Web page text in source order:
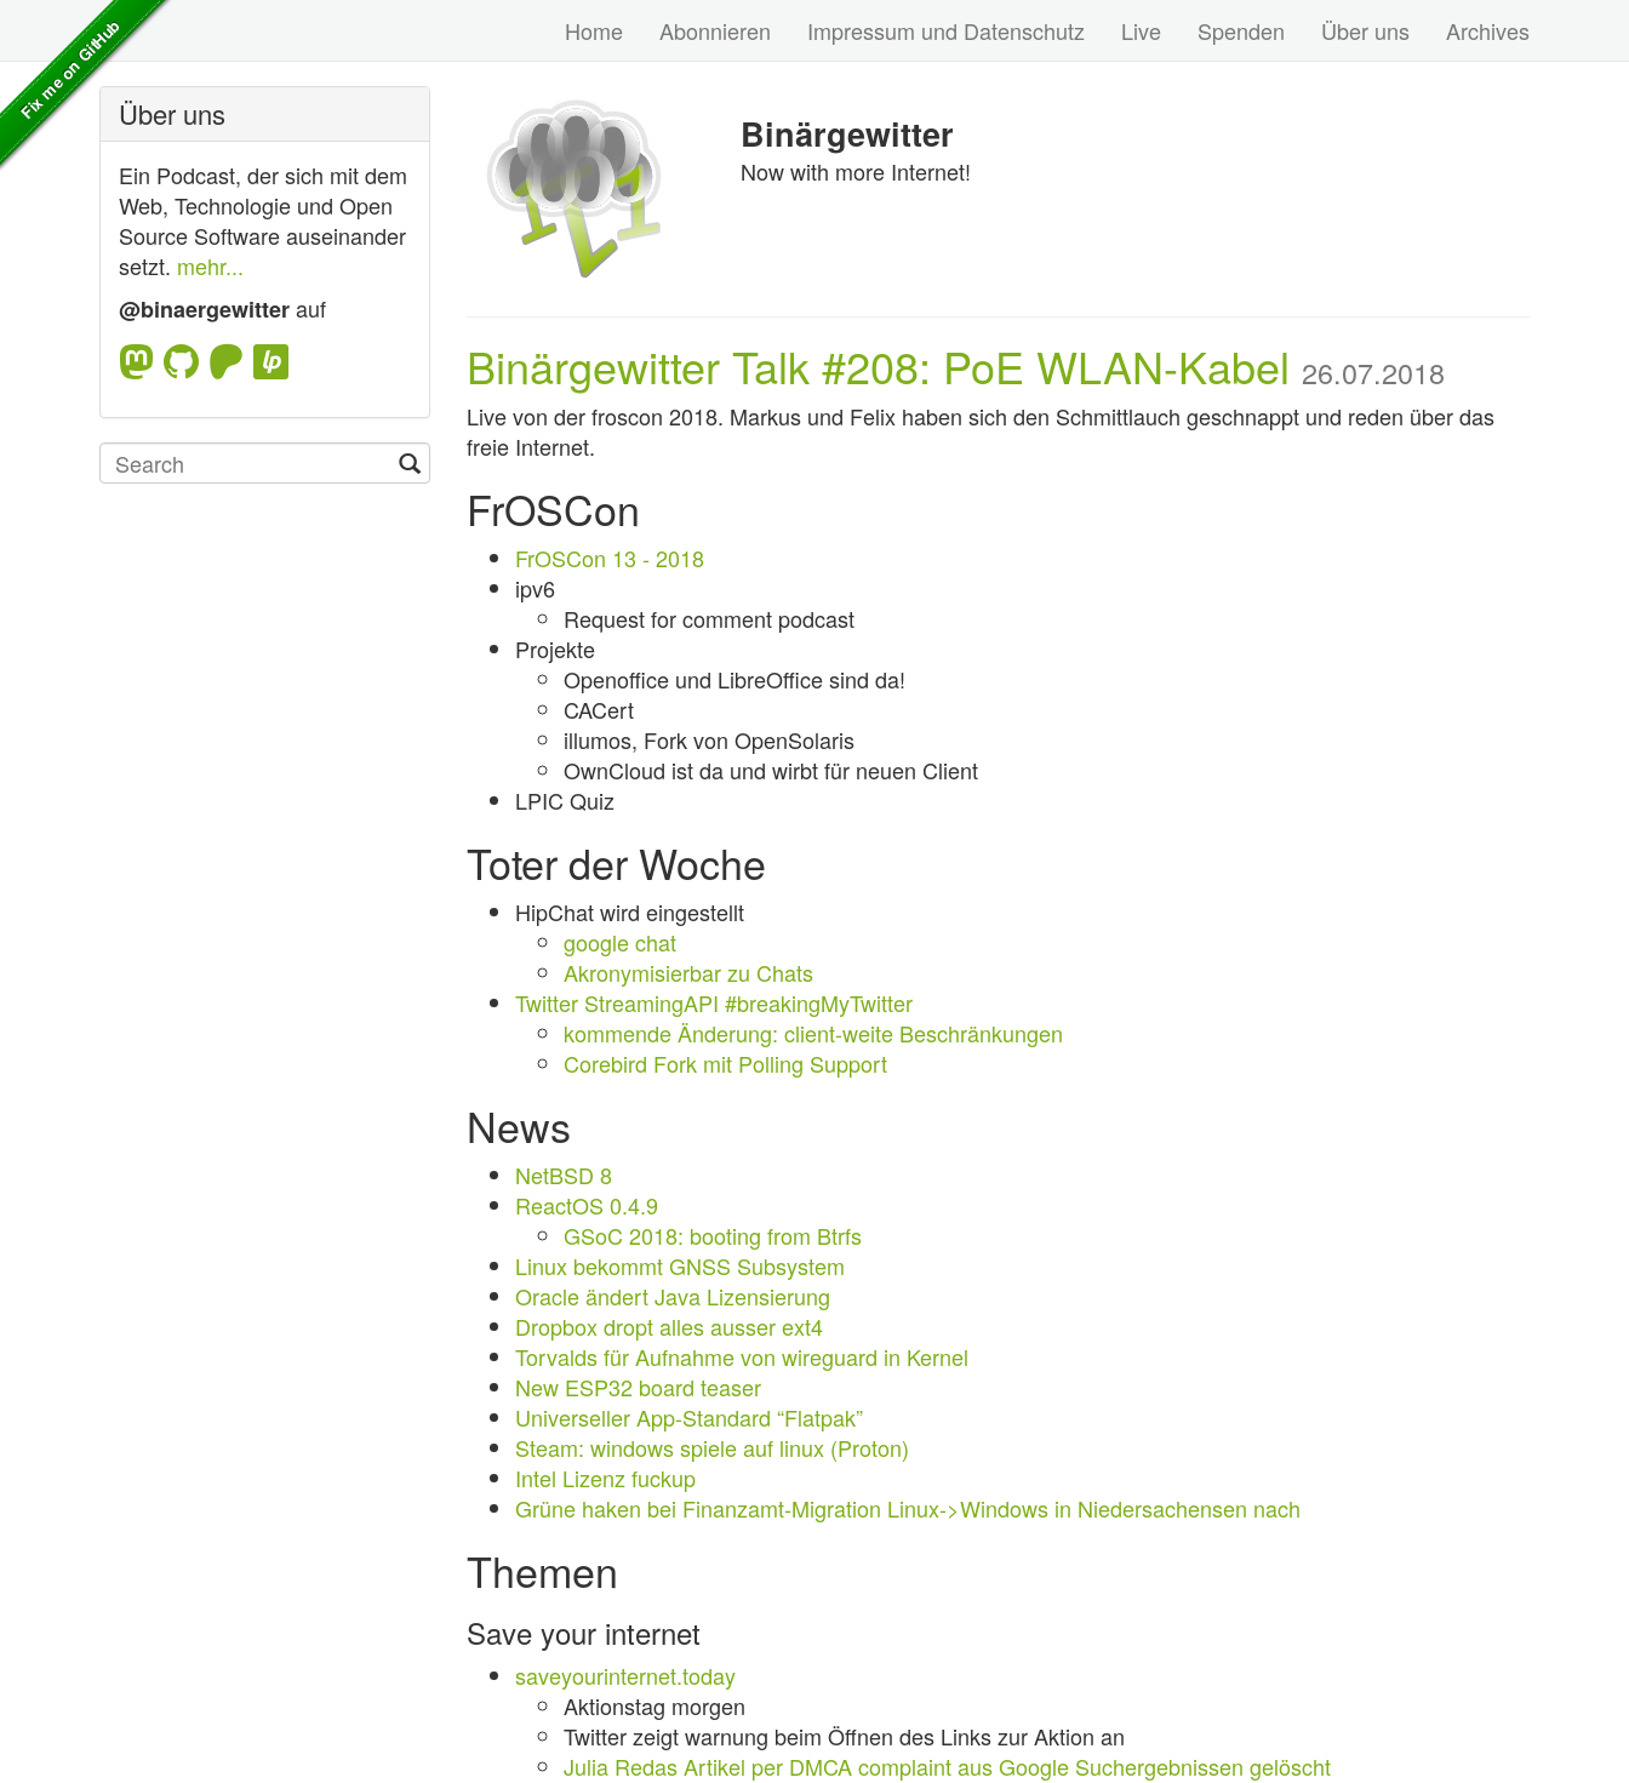
Home Abonnieren Impressum und Datenschutz Live Spenden Über uns Archives
Über uns
Ein Podcast, der sich mit dem
Web, Technologie und Open
Source Software auseinander
setzt. mehr...
@binaergewitterauf
Binärgewitter
Now with more Internet!
Binärgewitter Talk #208: PoE WLAN-Kabel 26.07.2018
Live von der froscon 2018. Markus und Felix haben sich den Schmittlauch geschnappt und reden über das
freie Internet.
FrOSCon
FrOSCon 13 - 2018
ipv6
Request for comment podcast
Projekte
Openoffice und LibreOffice sind da!
CACert
illumos, Fork von OpenSolaris
OwnCloud ist da und wirbt für neuen Client
LPIC Quiz
Toter der Woche
HipChat wird eingestellt
google chat
Akronymisierbar zu Chats
Twitter StreamingAPI #breakingMyTwitter
kommende Änderung: client-weite Beschränkungen
Corebird Fork mit Polling Support
News
NetBSD 8
ReactOS 0.4.9
GSoC 2018: booting from Btrfs
Linux bekommt GNSS Subsystem
Oracle ändert Java Lizensierung
Dropbox dropt alles ausser ext4
Torvalds für Aufnahme von wireguard in Kernel
New ESP32 board teaser
Universeller App-Standard “Flatpak”
Steam: windows spiele auf linux (Proton)
Intel Lizenz fuckup
Grüne haken bei Finanzamt-Migration Linux->Windows in Niedersachensen nach
Themen
Save your internet
saveyourinternet.today
Aktionstag morgen
Twitter zeigt warnung beim Öffnen des Links zur Aktion an
Julia Redas Artikel per DMCA complaint aus Google Suchergebnissen gelöscht